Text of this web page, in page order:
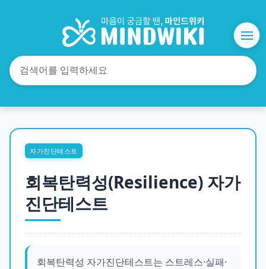
자가진단테스트
회복탄력성(Resilience) 자가
진단테스트
회복탄력성 자가진단테스트는 스트레스·실패·